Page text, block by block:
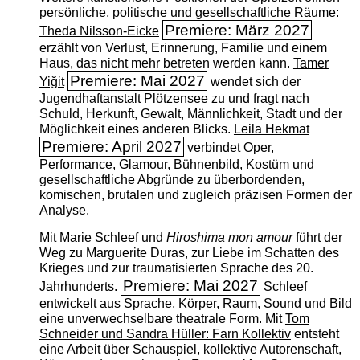
persönliche, politische und gesellschaftliche Räume:
Theda Nilsson-Eicke Premiere: März 2027
erzählt von Verlust, Erinnerung, Familie und einem
Haus, das nicht mehr betreten werden kann. Tamer
Yiğit Premiere: Mai 2027 wendet sich der
Jugendhaftanstalt Plötzensee zu und fragt nach
Schuld, Herkunft, Gewalt, Männlichkeit, Stadt und der
Möglichkeit eines anderen Blicks. Leila Hekmat
Premiere: April 2027 verbindet Oper,
Performance, Glamour, Bühnenbild, Kostüm und
gesellschaftliche Abgründe zu überbordenden,
komischen, brutalen und zugleich präzisen Formen der
Analyse.
Mit Marie Schleefund Hiroshima mon amourführt der
Weg zu Marguerite Duras, zur Liebe im Schatten des
Krieges und zur traumatisierten Sprache des 20.
Jahrhunderts. Premiere: Mai 2027 Schleef
entwickelt aus Sprache, Körper, Raum, Sound und Bild
eine unverwechselbare theatrale Form. MitTom
Schneider und Sandra Hüller: Farn Kollektiventsteht
eine Arbeit über Schauspiel, kollektive Autorenschaft,